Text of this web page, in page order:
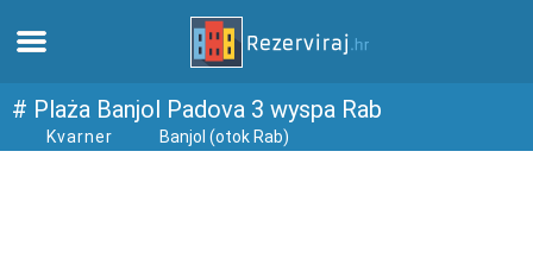
Dom
# Plaża Banjol Padova 3 wyspa Rab
Kvarner Banjol (otok Rab)